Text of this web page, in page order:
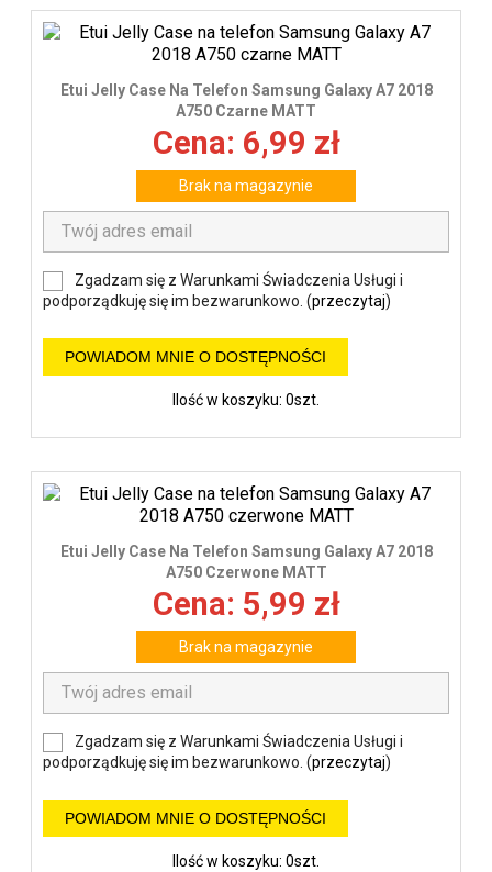
Etui Jelly Case Na Telefon Samsung Galaxy A7 2018
A750 Czarne MATT
Cena: 6,99 zł
Brak na magazynie
Zgadzam się z Warunkami Świadczenia Usługi i
podporządkuję się im bezwarunkowo. (przeczytaj)
POWIADOM MNIE O DOSTĘPNOŚCI
Ilość w koszyku: 0szt.
Etui Jelly Case Na Telefon Samsung Galaxy A7 2018
A750 Czerwone MATT
Cena: 5,99 zł
Brak na magazynie
Zgadzam się z Warunkami Świadczenia Usługi i
podporządkuję się im bezwarunkowo. (przeczytaj)
POWIADOM MNIE O DOSTĘPNOŚCI
Ilość w koszyku: 0szt.